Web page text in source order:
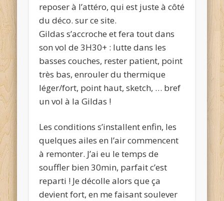
reposer à l’attéro, qui est juste à côté
du déco. sur ce site.
Gildas s’accroche et fera tout dans
son vol de 3H30+ : lutte dans les
basses couches, rester patient, point
très bas, enrouler du thermique
léger/fort, point haut, sketch, … bref
un vol à la Gildas !
Les conditions s’installent enfin, les
quelques ailes en l’air commencent
à remonter. J’ai eu le temps de
souffler bien 30min, parfait c’est
reparti ! Je décolle alors que ça
devient fort, en me faisant soulever